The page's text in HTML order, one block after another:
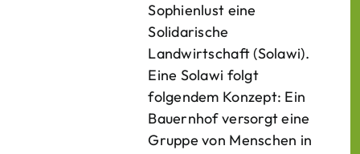
Sophienlust eine
Solidarische
Landwirtschaft (Solawi).
Eine Solawi folgt
folgendem Konzept: Ein
Bauern­hof versorgt eine
Gruppe von Menschen in